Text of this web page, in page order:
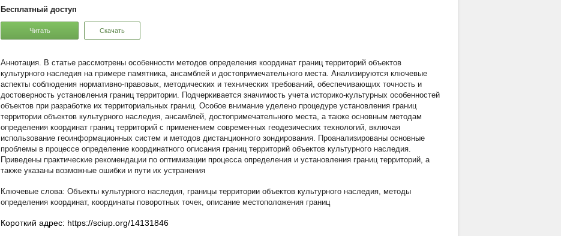
Бесплатный доступ
Читать Скачать
В статье рассмотрены особенности методов определения координат границ территорий объектов
культурного наследия на примере памятника, ансамблей и достопримечательного места. Анализируются ключевые
аспекты соблюдения нормативно-правовых, методических и технических требований, обеспечивающих точность и
достоверность установления границ территории. Подчеркивается значимость учета историко-культурных особенностей
объектов при разработке их территориальных границ. Особое внимание уделено процедуре установления границ
территории объектов культурного наследия, ансамблей, достопримечательного места, а также основным методам
определения координат границ территорий с применением современных геодезических технологий, включая
использование геоинформационных систем и методов дистанционного зондирования. Проанализированы основные
проблемы в процессе определение координатного описания границ территорий объектов культурного наследия.
Приведены практические рекомендации по оптимизации процесса определения и установления границ территорий, а
также указаны возможные ошибки и пути их устранения
Объекты культурного наследия, границы территории объектов культурного наследия, методы
определения координат, координаты поворотных точек, описание местоположения границ
Короткий адрес: https://sciup.org/14131846